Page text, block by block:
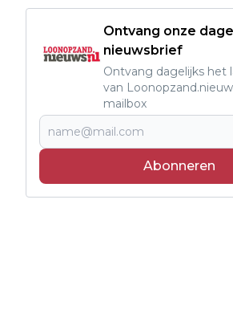
Ontvang onze
nieuwsbrief
Ontvang dagelijks het
van
mailbox
Abonneren